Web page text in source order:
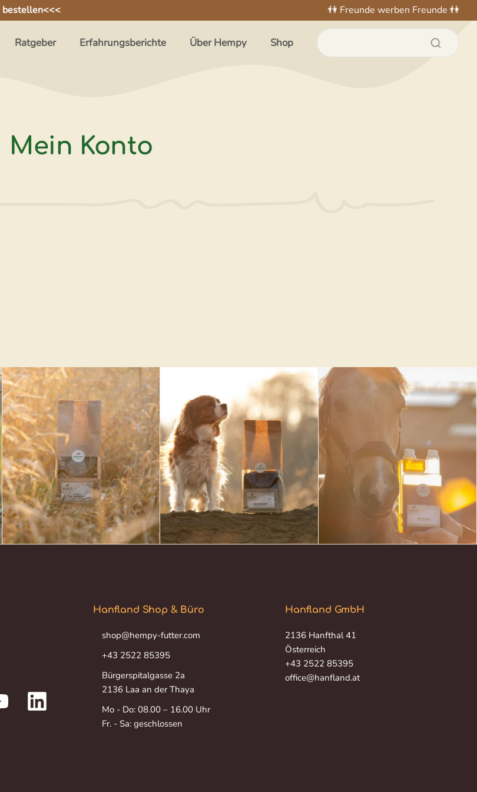
bestellen<<< 👫 Freunde werben Freunde 👫
Ratgeber Erfahrungsberichte Über Hempy Shop
Mein Konto
Hanfland Shop & Büro
shop@hempy-futter.com
+43 2522 85395
Bürgerspitalgasse 2a
2136 Laa an der Thaya
Mo - Do: 08.00 – 16.00 Uhr
Fr. - Sa: geschlossen
Hanfland GmbH
2136 Hanfthal 41
Österreich
+43 2522 85395
office@hanfland.at